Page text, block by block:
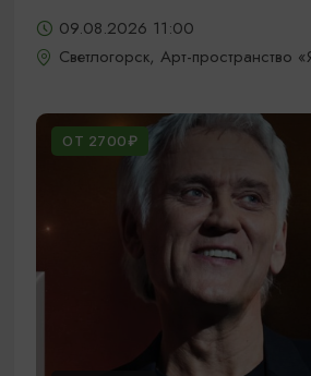
09.08.2026 11:00
Светлогорск, Арт-пространство
ОТ 2700₽